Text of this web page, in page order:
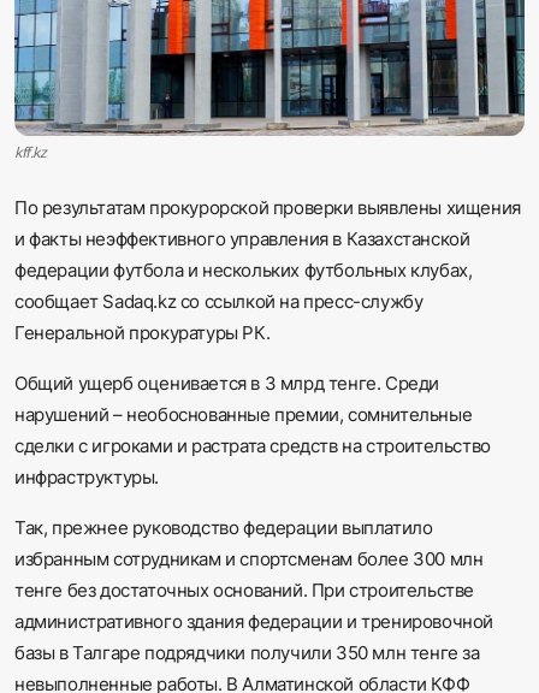
Sadaq TV
Общество
Спорт
Мир
Русский
kff.kz
По результатам прокурорской проверки выявлены хищения
и факты неэффективного управления в Казахстанской
федерации футбола и нескольких футбольных клубах,
сообщает Sadaq.kz со ссылкой на пресс-службу
Генеральной прокуратуры РК.
Общий ущерб оценивается в 3 млрд тенге. Среди
нарушений – необоснованные премии, сомнительные
сделки с игроками и растрата средств на строительство
инфраструктуры.
Так, прежнее руководство федерации выплатило
избранным сотрудникам и спортсменам более 300 млн
тенге без достаточных оснований. При строительстве
административного здания федерации и тренировочной
базы в Талгаре подрядчики получили 350 млн тенге за
невыполненные работы. В Алматинской области КФФ